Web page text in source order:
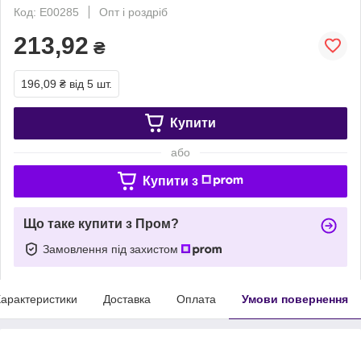
Код: Е00285
Опт і роздріб
213,92 ₴
196,09 ₴ від 5 шт.
Купити
або
Купити з
Що таке купити з Пром?
Замовлення під захистом
Доставка Оплата Умови повернення